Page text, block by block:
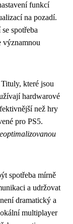
funkcí
na pozadí.
spotřeba
významnou
které jsou
hardwarové
než hry
pro PS5.
spotřeba mírně
a udržovat
dramatický a
multiplayer